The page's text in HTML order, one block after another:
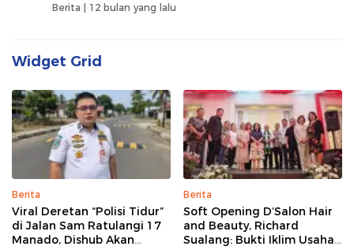
Berita | 12 bulan yang lalu
Widget Grid
Berita
Viral Deretan “Polisi Tidur”
di Jalan Sam Ratulangi 17
Manado, Dishub Akan
Berita
Soft Opening D’Salon Hair
and Beauty, Richard
Sualang: Bukti Iklim Usaha